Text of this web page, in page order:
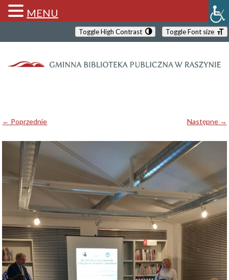
Toggle High Contrast Toggle Font size
← Poprzednie Następne →
MENU